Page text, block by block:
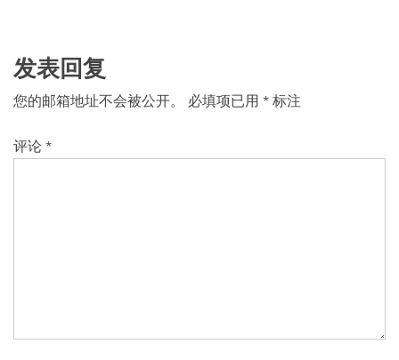
发表回复
您的邮箱地址不会被公开。 必填项已用 * 标注
评论 *